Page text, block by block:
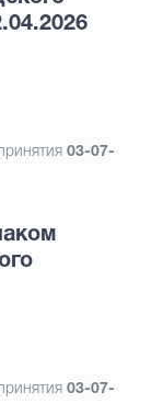
03-07-
03-07-